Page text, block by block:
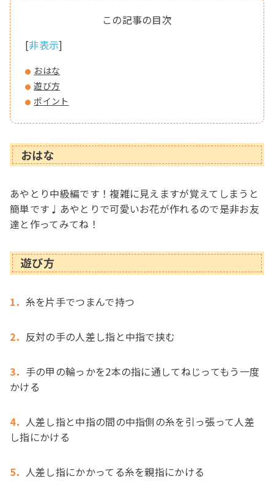
[非表示]
おはな
遊び方
ポイント
おはな
あやとり中級編です！複雑に見えますが覚えてしまうと
簡単です♩あやとりで可愛いお花が作れるので是非お友
達と作ってみてね！
遊び方
1． 糸を片手でつまんで持つ
2． 反対の手の人差し指と中指で挟む
3． 手の甲の輪っかを2本の指に通してねじってもう一度
かける
4． 人差し指と中指の間の中指側の糸を引っ張って人差
し指にかける
5． 人差し指にかかってる糸を親指にかける